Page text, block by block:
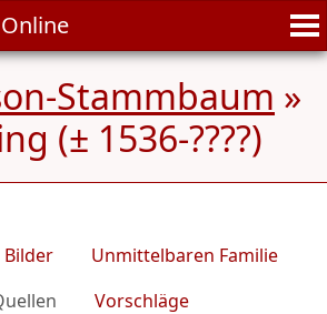
Stammbaum »
(± 1536-????)
Bilder
Unmittelbaren Familie
Vorschläge